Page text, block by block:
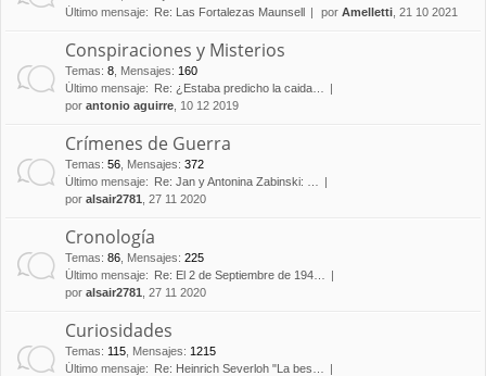
Último mensaje:
Re: Las Fortalezas Maunsell por Amelletti , 21 10 2021
Conspiraciones y Misterios
Temas: 8 Mensajes: 160
Último mensaje:
Re: ¿Estaba predicho la caida…
por antonio aguirre , 10 12 2019
Crímenes de Guerra
Temas: 56 Mensajes: 372
Último mensaje:
Re: Jan y Antonina Zabinski: …
por alsair2781 , 27 11 2020
Cronología
Temas: 86 Mensajes: 225
Último mensaje:
Re: El 2 de Septiembre de 194…
por alsair2781 , 27 11 2020
Curiosidades
Temas: 115 Mensajes: 1215
Último mensaje:
Re: Heinrich Severloh "La bes…